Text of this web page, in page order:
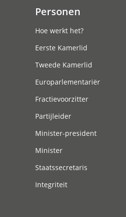
Personen
Hoe werkt het?
Eerste Kamerlid
Tweede Kamerlid
Europarlementariër
Fractievoorzitter
Partijleider
Minister-president
Minister
Staatssecretaris
Integriteit